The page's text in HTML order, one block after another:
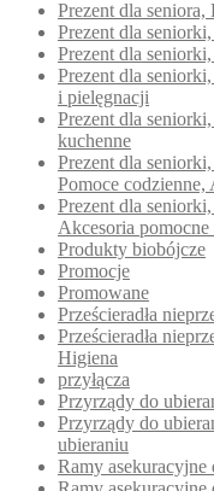
Prezent dla
Prezent dla
Prezent dla
Prezent dla
i pielęgnacji
Prezent dla
kuchenne
Prezent dla
Pomoce codzienne,
Prezent dla
Akcesoria
Produkty biobójcze
Promocje
Promowane
Prześcieradła
Prześcieradła
Higiena
przyłącza
Przyrządy do
Przyrządy do
ubieraniu
Ramy asekuracyjne